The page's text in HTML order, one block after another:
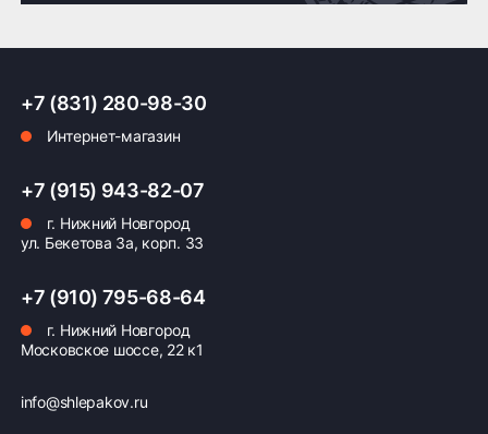
Мы отправляем заказы по всей России всеми
транспортными компаниями (ПЭК, Деловые
Автотрейдинг, Ратэк, Энергия и др.)
Доставка комплекта
(4 шт) шин или
дисков до терминала
транспортной
Новгороде —
бесплатная
Бесплатно
+7 (831) 280-98-30
Интернет-магазин
+7 (915) 943-82-07
г. Нижний Новгород
ул. Бекетова 3а, корп. 33
+7 (910) 795-68-64
г. Нижний Новгород
Московское шоссе, 22 к1
info@shlepakov.ru